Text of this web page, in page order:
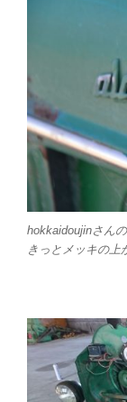
hokkaidoujinさん
きっとメッキの上